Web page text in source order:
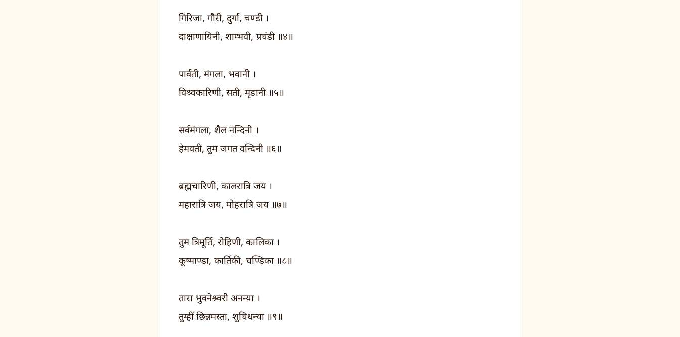
गिरिजा, गौरी, दुर्गा, चण्डी ।
दाक्षाणायिनी, शाम्भवी, प्रचंडी ॥४॥
पार्वती, मंगला, भवानी ।
विश्र्वकारिणी, सती, मृडानी ॥५॥
सर्वमंगला, शैल नन्दिनी ।
हेमवती, तुम जगत वन्दिनी ॥६॥
ब्रह्मचारिणी, कालरात्रि जय ।
महारात्रि जय, मोहरात्रि जय ॥७॥
तुम त्रिमूर्ति, रोहिणी, कालिका ।
कूष्माण्डा, कार्तिकी, चण्डिका ॥८॥
तारा भुवनेश्र्वरी अनन्या ।
तुम्हीं छिन्नमस्ता, शुचिधन्या ॥९॥